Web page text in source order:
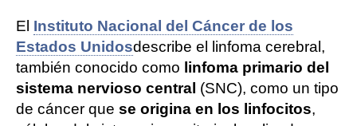
El Instituto Nacional del Cáncer de los
Estados Unidosdescribe el linfoma cerebral,
también conocido como linfoma primario del
sistema nervioso central (SNC), como un tipo
de cáncer que se origina en los linfocitos,